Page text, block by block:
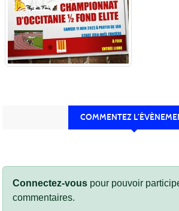
COMMENTEZ
Connectez-vous pour pouvoir
commentaires.